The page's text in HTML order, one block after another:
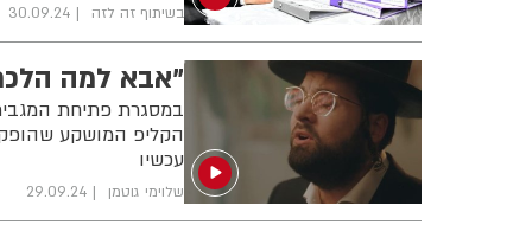
בשיתוף זה לזה 30.09.24
"אבא למה
במסגרת פתיחת
עכשיו
שלוימי גוטמן 29.09.24